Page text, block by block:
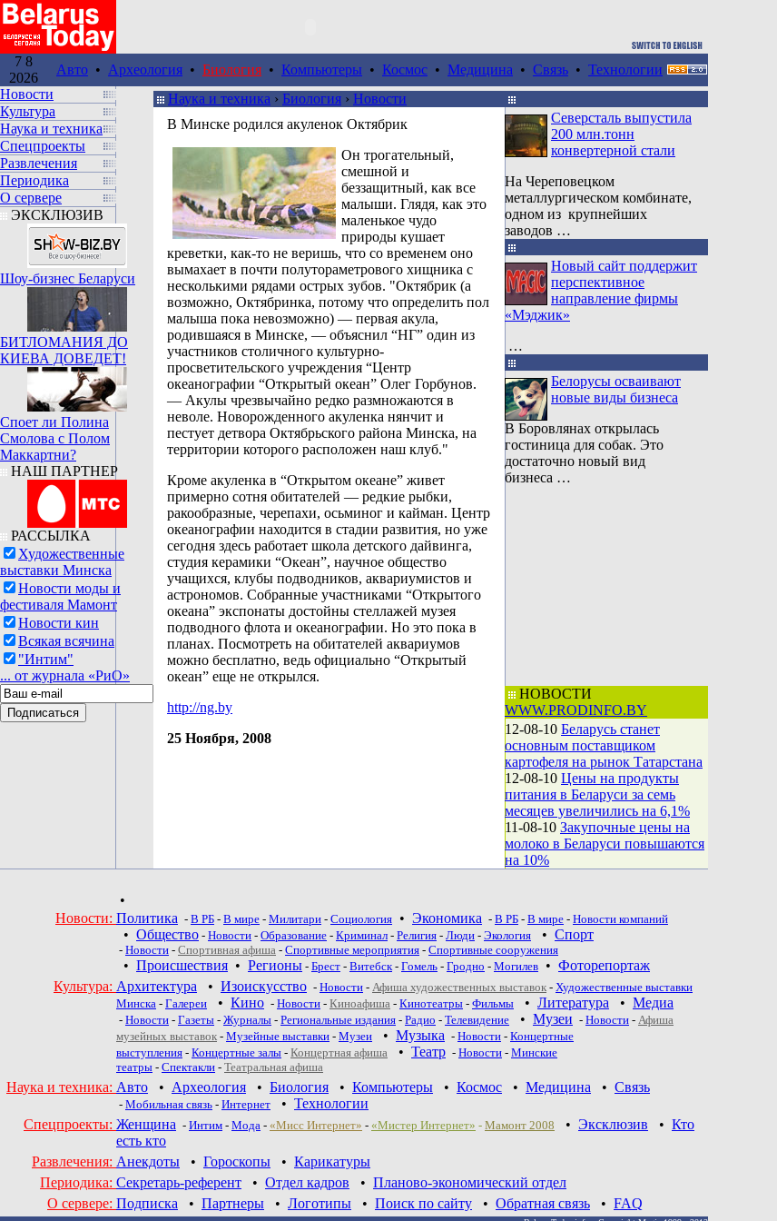
7 8
2026
Авто • Археология • Биология • Компьютеры • Космос • Медицина • Связь • Технологии
Новости
Культура
Наука и техника
Спецпроекты
Развлечения
Периодика
О сервере
ЭКСКЛЮЗИВ
Шоу-бизнес Беларуси
БИТЛОМАНИЯ ДО
КИЕВА ДОВЕДЕТ!
Споет ли Полина
Смолова с Полом
Маккартни?
НАШ ПАРТНЕР
РАССЫЛКА
Художественные
выставки Минска
Новости моды и
фестиваля Мамонт
Новости кин
Всякая всячина
"Интим"
... от журнала «РиО»
Наука и техника › Биология › Новости
В Минске родился акуленок Октябрик
Он трогательный,
смешной и
беззащитный, как все
малыши. Глядя, как это
маленькое чудо
природы кушает
креветки, как-то не веришь, что со временем оно
вымахает в почти полутораметрового хищника с
несколькими рядами острых зубов. "Октябрик (а
возможно, Октябринка, потому что определить пол
малыша пока невозможно) — первая акула,
родившаяся в Минске, — объяснил “НГ” один из
участников столичного культурно-
просветительского учреждения “Центр
океанографии “Открытый океан” Олег Горбунов.
— Акулы чрезвычайно редко размножаются в
неволе. Новорожденного акуленка нянчит и
пестует детвора Октябрьского района Минска, на
территории которого расположен наш клуб."
Кроме акуленка в “Открытом океане” живет
примерно сотня обитателей — редкие рыбки,
ракообразные, черепахи, осьминог и кайман. Центр
океанографии находится в стадии развития, но уже
сегодня здесь работает школа детского дайвинга,
студия керамики “Океан”, научное общество
учащихся, клубы подводников, аквариумистов и
астрономов. Собранные участниками “Открытого
океана” экспонаты достойны стеллажей музея
подводного флота и океанографии. Но это пока в
планах. Посмотреть на обитателей аквариумов
можно бесплатно, ведь официально “Открытый
океан” еще не открылся.
http://ng.by
25 Ноября, 2008
Северсталь выпустила
200 млн.тонн
конвертерной стали
На Череповецком
металлургическом комбинате,
одном из крупнейших
заводов …
Новый сайт поддержит
перспективное
направление фирмы
«Мэджик»
…
Белорусы осваивают
новые виды бизнеса
В Боровлянах открылась
гостиница для собак. Это
достаточно новый вид
бизнеса …
НОВОСТИ
WWW.PRODINFO.BY
12-08-10 Беларусь станет
основным поставщиком
картофеля на рынок Татарстана
12-08-10 Цены на продукты
питания в Беларуси за семь
месяцев увеличились на 6,1%
11-08-10 Закупочные цены на
молоко в Беларуси повышаются
на 10%
•
Новости: Политика - В РБ - В мире - Милитари - Социология • Экономика - В РБ - В мире - Новости компаний
• Общество - Новости - Образование - Криминал - Религия - Люди - Экология • Спорт
- Новости - Спортивная афиша - Спортивные мероприятия - Спортивные сооружения
• Происшествия • Регионы - Брест - Витебск- Гомель - Гродно - Могилев • Фоторепортаж
Культура: Архитектура • Изоискусство - Новости - Афиша художественных выставок - Художественные выставки
Минска - Галереи • Кино - Новости - Киноафиша - Кинотеатры - Фильмы • Литература • Медиа
- Новости - Газеты - Журналы - Региональные издания - Радио - Телевидение • Музеи - Новости - Афиша
музейных выставок - Музейные выставки - Музеи • Музыка - Новости - Концертные
выступления - Концертные залы - Концертная афиша • Театр - Новoсти - Минские
театры - Спектакли - Театральная афиша
Наука и техника: Авто • Археология • Биология • Компьютеры • Космос • Медицина • Связь
- Мобильная связь - Интернет • Технологии
Спецпроекты: Женщина - Интим - Мода - «Мисс Интернет» - «Мистер Интернет» - Мамонт 2008 • Эксклюзив • Кто
есть кто
Развлечения: Анекдоты • Гороскопы • Карикатуры
Периодика: Секретарь-референт • Отдел кадров • Планово-экономический отдел
О сервере: Подписка • Партнеры • Логотипы • Поиск по сайту • Обратная связь • FAQ